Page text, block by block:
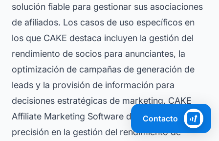
solución fiable para gestionar sus asociaciones
de afiliados. Los casos de uso específicos en
los que CAKE destaca incluyen la gestión del
rendimiento de socios para anunciantes, la
optimización de campañas de generación de
leads y la provisión de información para
decisiones estratégicas de marketing. CAKE
Affiliate Marketing Software destaca por su
precisión en la gestión del rendimiento de
Contacto